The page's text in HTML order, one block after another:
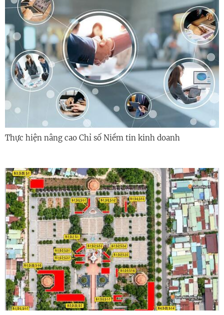
Thực hiện nâng cao Chỉ số Niềm tin kinh doanh